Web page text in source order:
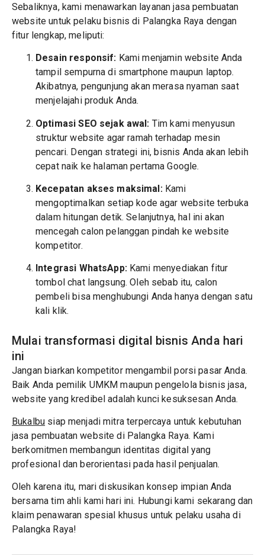
Sebaliknya, kami menawarkan layanan jasa pembuatan
website untuk pelaku bisnis di Palangka Raya dengan
fitur lengkap, meliputi:
Desain responsif: Kami menjamin website Anda
tampil sempurna di smartphone maupun laptop.
Akibatnya, pengunjung akan merasa nyaman saat
menjelajahi produk Anda.
Optimasi SEO sejak awal: Tim kami menyusun
struktur website agar ramah terhadap mesin
pencari. Dengan strategi ini, bisnis Anda akan lebih
cepat naik ke halaman pertama Google.
Kecepatan akses maksimal:Kami
mengoptimalkan setiap kode agar website terbuka
dalam hitungan detik. Selanjutnya, hal ini akan
mencegah calon pelanggan pindah ke website
kompetitor.
Integrasi WhatsApp:Kami menyediakan fitur
tombol chat langsung. Oleh sebab itu, calon
pembeli bisa menghubungi Anda hanya dengan satu
kali klik.
Mulai transformasi digital bisnis Anda hari
ini
Jangan biarkan kompetitor mengambil porsi pasar Anda.
Baik Anda pemilik UMKM maupun pengelola bisnis jasa,
website yang kredibel adalah kunci kesuksesan Anda.
Bukalbu siap menjadi mitra terpercaya untuk kebutuhan
jasa pembuatan website di Palangka Raya. Kami
berkomitmen membangun identitas digital yang
profesional dan berorientasi pada hasil penjualan.
Oleh karena itu, mari diskusikan konsep impian Anda
bersama tim ahli kami hari ini. Hubungi kami sekarang dan
klaim penawaran spesial khusus untuk pelaku usaha di
Palangka Raya!